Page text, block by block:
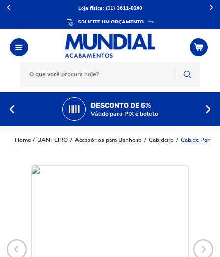
Loja física: (31) 3611-8200
SOLICITE UM ORÇAMENTO
DESCONTO DE 5%
Válido para PIX e boleto
BANHEIRO Acessórios para Banheiro Cabideiro Cabide Para